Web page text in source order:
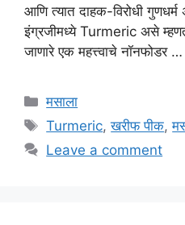
आणि त्यात दाहक-विरोधी
इंग्रजीमध्ये Turmeric असे
जाणारे एक महत्त्वाचे नॉनफोडर …
Categories
मसाला
Tags
Turmeric,खरीफ पीक,
Leave a comment